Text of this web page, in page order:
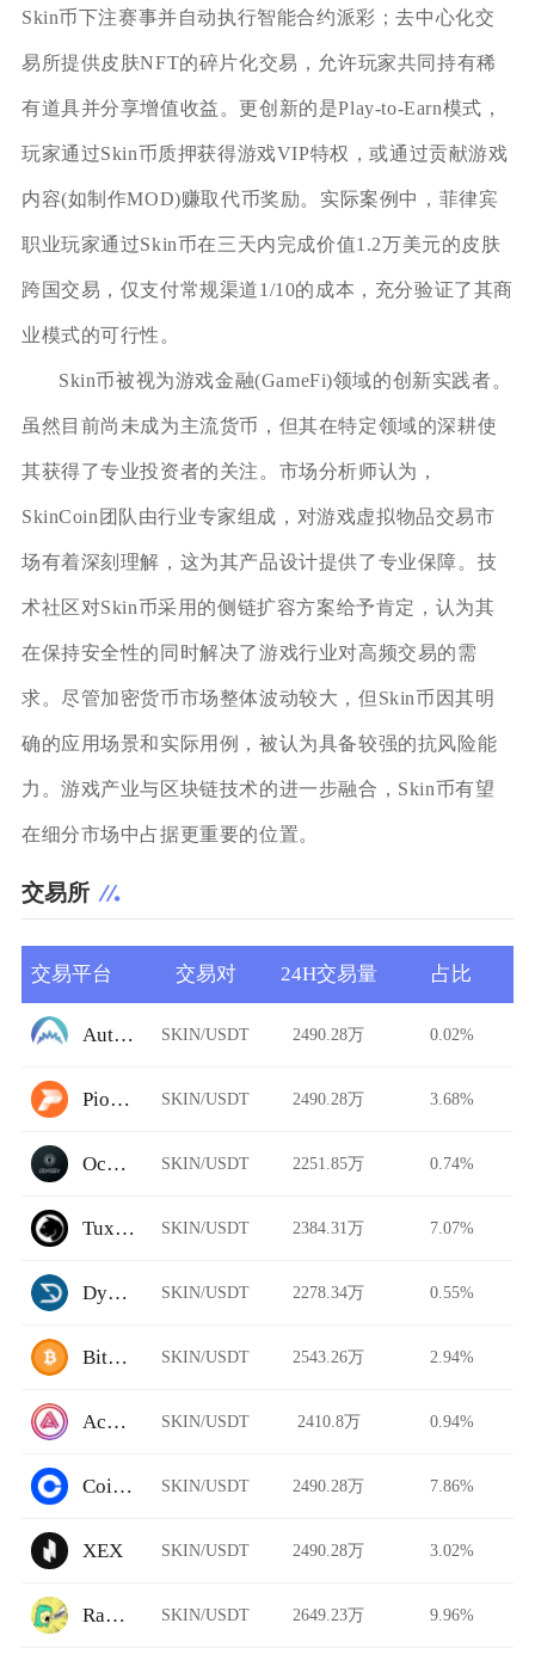
Skin币下注赛事并自动执行智能合约派彩；去中心化交
易所提供皮肤NFT的碎片化交易，允许玩家共同持有稀
有道具并分享增值收益。更创新的是Play-to-Earn模式，
玩家通过Skin币质押获得游戏VIP特权，或通过贡献游戏
内容(如制作MOD)赚取代币奖励。实际案例中，菲律宾
职业玩家通过Skin币在三天内完成价值1.2万美元的皮肤
跨国交易，仅支付常规渠道1/10的成本，充分验证了其商
业模式的可行性。
Skin币被视为游戏金融(GameFi)领域的创新实践者。
虽然目前尚未成为主流货币，但其在特定领域的深耕使
其获得了专业投资者的关注。市场分析师认为，
SkinCoin团队由行业专家组成，对游戏虚拟物品交易市
场有着深刻理解，这为其产品设计提供了专业保障。技
术社区对Skin币采用的侧链扩容方案给予肯定，认为其
在保持安全性的同时解决了游戏行业对高频交易的需
求。尽管加密货币市场整体波动较大，但Skin币因其明
确的应用场景和实际用例，被认为具备较强的抗风险能
力。游戏产业与区块链技术的进一步融合，Skin币有望
在细分市场中占据更重要的位置。
交易所
交易平台 交易对 24H交易量 占比
AutoShark Finance SKIN/USDT 2490.28万 0.02%
Pionex SKIN/USDT 2490.28万 3.68%
Ocnex SKIN/USDT 2251.85万 0.74%
TuxExchange SKIN/USDT 2384.31万 7.07%
Dystopia SKIN/USDT 2278.34万 0.55%
BitFlip SKIN/USDT 2543.26万 2.94%
Acala Swap SKIN/USDT 2410.8万 0.94%
Coinbase Pro SKIN/USDT 2490.28万 7.86%
XEX SKIN/USDT 2490.28万 3.02%
Rawr Trade SKIN/USDT 2649.23万 9.96%